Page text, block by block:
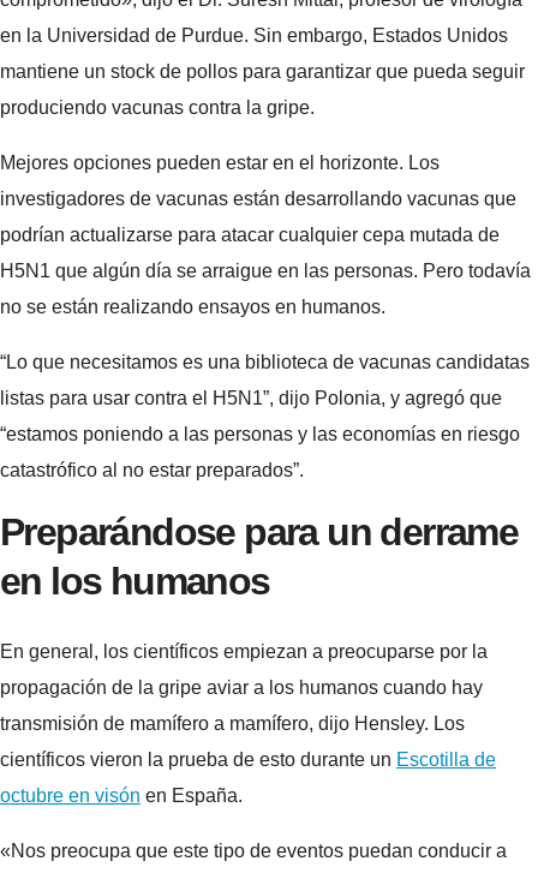
en la Universidad de Purdue. Sin embargo, Estados Unidos
mantiene un stock de pollos para garantizar que pueda seguir
produciendo vacunas contra la gripe.
Mejores opciones pueden estar en el horizonte. Los
investigadores de vacunas están desarrollando vacunas que
podrían actualizarse para atacar cualquier cepa mutada de
H5N1 que algún día se arraigue en las personas. Pero todavía
no se están realizando ensayos en humanos.
“Lo que necesitamos es una biblioteca de vacunas candidatas
listas para usar contra el H5N1”, dijo Polonia, y agregó que
“estamos poniendo a las personas y las economías en riesgo
catastrófico al no estar preparados”.
Preparándose para un derrame
en los humanos
En general, los científicos empiezan a preocuparse por la
propagación de la gripe aviar a los humanos cuando hay
transmisión de mamífero a mamífero, dijo Hensley. Los
científicos vieron la prueba de esto durante un Escotilla de
octubre en visón en España.
«Nos preocupa que este tipo de eventos puedan conducir a